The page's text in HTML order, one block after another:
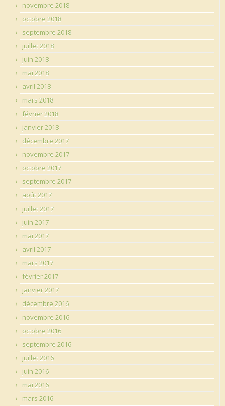
novembre 2018
octobre 2018
septembre 2018
juillet 2018
juin 2018
mai 2018
avril 2018
mars 2018
février 2018
janvier 2018
décembre 2017
novembre 2017
octobre 2017
septembre 2017
août 2017
juillet 2017
juin 2017
mai 2017
avril 2017
mars 2017
février 2017
janvier 2017
décembre 2016
novembre 2016
octobre 2016
septembre 2016
juillet 2016
juin 2016
mai 2016
mars 2016